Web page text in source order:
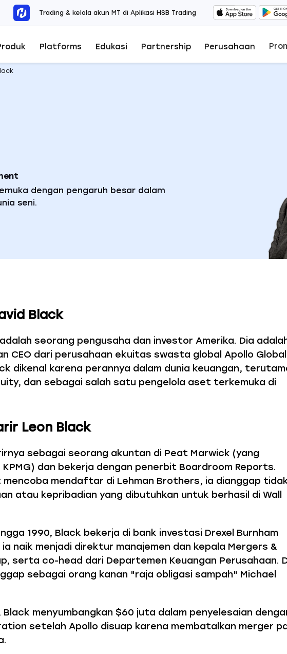
Trading & kelola akun MT di Aplikasi HSB Trading
Platforms Edukasi Partnership Perusahaan
dengan pengaruh besar dalam
seni.
Black
seorang pengusaha dan investor Amerika. Dia
CEO dari perusahaan ekuitas swasta global Apollo Global
dikenal karena perannya dalam dunia keuangan,
dan sebagai salah satu pengelola aset terkemuka di
Leon Black
sebagai seorang akuntan di Peat Marwick (yang
KPMG) dan bekerja dengan penerbit Boardroom Reports.
mencoba mendaftar di Lehman Brothers, ia dianggap
atau kepribadian yang dibutuhkan untuk berhasil di Wall
1990, Black bekerja di bank investasi Drexel Burnham
naik menjadi direktur manajemen dan kepala Mergers &
serta co-head dari Departemen Keuangan Perusahaan.
sebagai orang kanan "raja obligasi sampah" Michael
menyumbangkan $60 juta dalam penyelesaian
setelah Apollo disuap karena membatalkan merger